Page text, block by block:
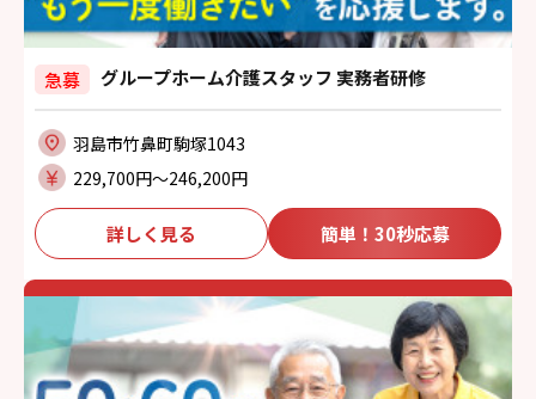
急募 グループホーム介護スタッフ 実務者研修
羽島市竹鼻町駒塚1043
229,700円〜246,200円
詳しく見る 簡単！30秒応募